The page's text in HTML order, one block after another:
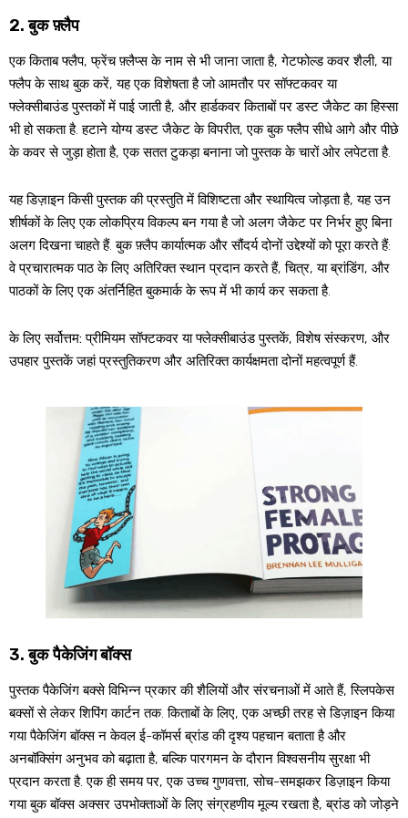
2. बुक फ़्लैप
एक किताब फ्लैप, फ्रेंच फ़्लैप्स के नाम से भी जाना जाता है, गेटफोल्ड कवर शैली, या
फ्लैप के साथ बुक करें, यह एक विशेषता है जो आमतौर पर सॉफ्टकवर या
फ्लेक्सीबाउंड पुस्तकों में पाई जाती है, और हार्डकवर किताबों पर डस्ट जैकेट का हिस्सा
भी हो सकता है. हटाने योग्य डस्ट जैकेट के विपरीत, एक बुक फ्लैप सीधे आगे और पीछे
के कवर से जुड़ा होता है, एक सतत टुकड़ा बनाना जो पुस्तक के चारों ओर लपेटता है.
यह डिज़ाइन किसी पुस्तक की प्रस्तुति में विशिष्टता और स्थायित्व जोड़ता है, यह उन
शीर्षकों के लिए एक लोकप्रिय विकल्प बन गया है जो अलग जैकेट पर निर्भर हुए बिना
अलग दिखना चाहते हैं. बुक फ़्लैप कार्यात्मक और सौंदर्य दोनों उद्देश्यों को पूरा करते हैं:
वे प्रचारात्मक पाठ के लिए अतिरिक्त स्थान प्रदान करते हैं, चित्र, या ब्रांडिंग, और
पाठकों के लिए एक अंतर्निहित बुकमार्क के रूप में भी कार्य कर सकता है.
के लिए सर्वोत्तम:प्रीमियम सॉफ्टकवर या फ्लेक्सीबाउंड पुस्तकें, विशेष संस्करण, और
उपहार पुस्तकें जहां प्रस्तुतिकरण और अतिरिक्त कार्यक्षमता दोनों महत्वपूर्ण हैं.
3. बुक पैकेजिंग बॉक्स
पुस्तक पैकेजिंग बक्से विभिन्न प्रकार की शैलियों और संरचनाओं में आते हैं, स्लिपकेस
बक्सों से लेकर शिपिंग कार्टन तक. किताबों के लिए, एक अच्छी तरह से डिज़ाइन किया
गया पैकेजिंग बॉक्स न केवल ई-कॉमर्स ब्रांड की दृश्य पहचान बताता है और
अनबॉक्सिंग अनुभव को बढ़ाता है, बल्कि पारगमन के दौरान विश्वसनीय सुरक्षा भी
प्रदान करता है. एक ही समय पर, एक उच्च गुणवत्ता, सोच-समझकर डिज़ाइन किया
गया बुक बॉक्स अक्सर उपभोक्ताओं के लिए संग्रहणीय मूल्य रखता है, ब्रांड को जोड़ने